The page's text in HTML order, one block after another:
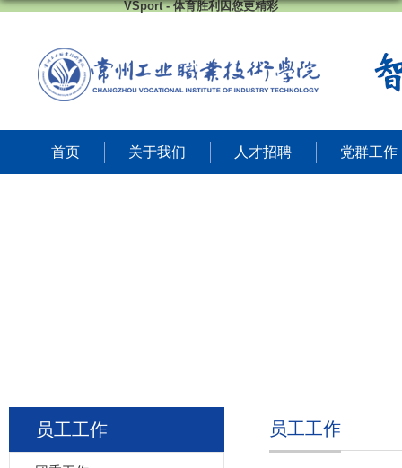
VSport - 体育胜利因您更精彩
首页 关于我们 人才招聘 党群工作
员工工作 员工工作